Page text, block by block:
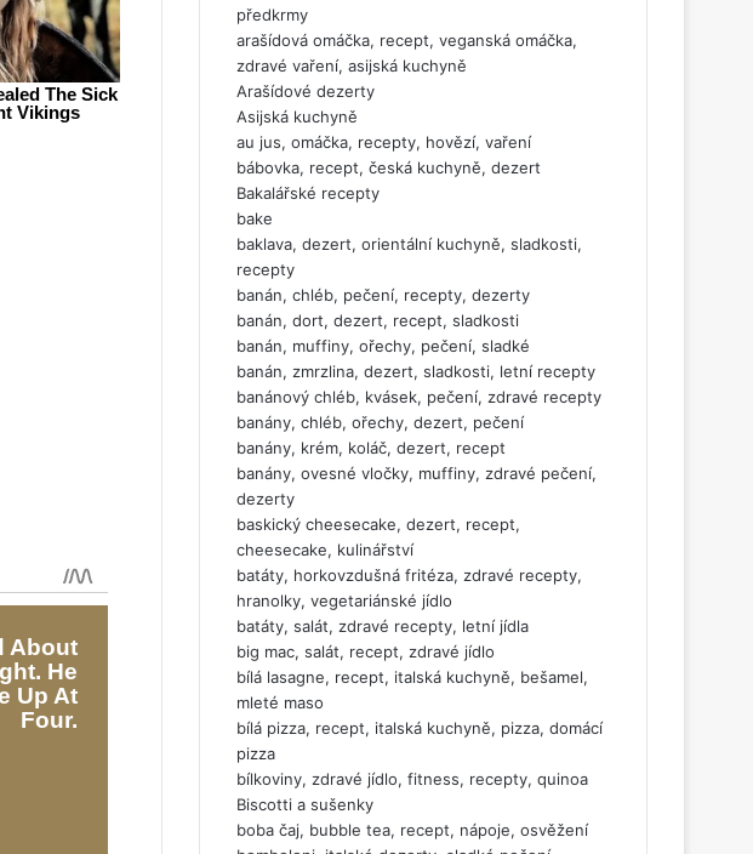
předkrmy
arašídová omáčka, recept, veganská omáčka,
zdravé vaření, asijská kuchyně
Arašídové dezerty
Asijská kuchyně
au jus, omáčka, recepty, hovězí, vaření
bábovka, recept, česká kuchyně, dezert
Bakalářské recepty
bake
baklava, dezert, orientální kuchyně, sladkosti,
recepty
banán, chléb, pečení, recepty, dezerty
banán, dort, dezert, recept, sladkosti
banán, muffiny, ořechy, pečení, sladké
banán, zmrzlina, dezert, sladkosti, letní recepty
banánový chléb, kvásek, pečení, zdravé recepty
banány, chléb, ořechy, dezert, pečení
banány, krém, koláč, dezert, recept
banány, ovesné vločky, muffiny, zdravé pečení,
dezerty
baskický cheesecake, dezert, recept,
cheesecake, kulinářství
batáty, horkovzdušná fritéza, zdravé recepty,
hranolky, vegetariánské jídlo
batáty, salát, zdravé recepty, letní jídla
big mac, salát, recept, zdravé jídlo
bílá lasagne, recept, italská kuchyně, bešamel,
mleté maso
bílá pizza, recept, italská kuchyně, pizza, domácí
pizza
bílkoviny, zdravé jídlo, fitness, recepty, quinoa
Biscotti a sušenky
boba čaj, bubble tea, recept, nápoje, osvěžení